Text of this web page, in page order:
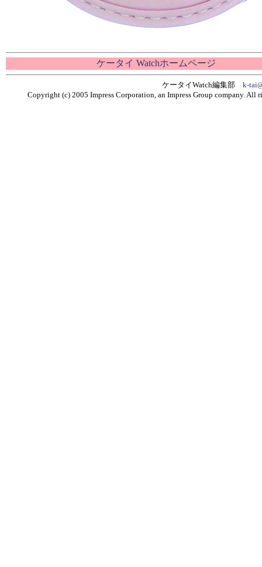
ケータイ Watchホームページ
ケータイWatch編集部 k-
Copyright (c) 2005 Impress Corporation, an Impress Group company. All